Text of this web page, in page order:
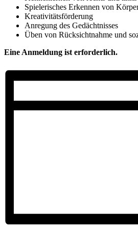
Spielerisches Erkennen von
Kreativitätsförderung
Anregung des Gedächtnisses
Üben von Rücksichtnahme und
Eine Anmeldung ist erforderlich.